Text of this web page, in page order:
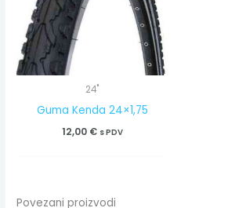
24"
Guma Kenda 24×1,75
12,00 € s PDV
Povezani proizvodi